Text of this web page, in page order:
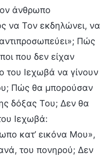
άνθρωπο
να Τον εκδηλώνει, να
Πώς
που δεν είχαν
του Ιεχωβά να γίνουν
Πώς θα μπορούσαν
δόξας Του; Δεν θα
Ιεχωβά:
κατ’ εικόνα Μου»,
του πονηρού; Δεν